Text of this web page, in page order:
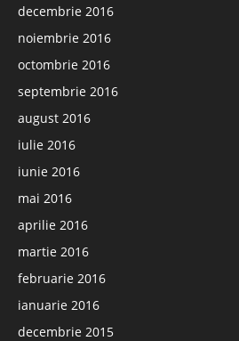
decembrie 2016
noiembrie 2016
octombrie 2016
septembrie 2016
august 2016
iulie 2016
iunie 2016
mai 2016
aprilie 2016
martie 2016
februarie 2016
ianuarie 2016
decembrie 2015